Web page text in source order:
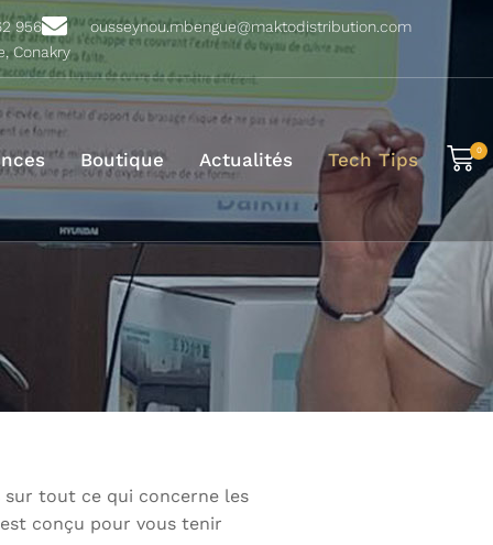
956
ousseynou.mbengue@maktodistribution.com
Conakry
Boutique Actualités Tech Tips 0
tout ce qui concerne les
conçu pour vous tenir